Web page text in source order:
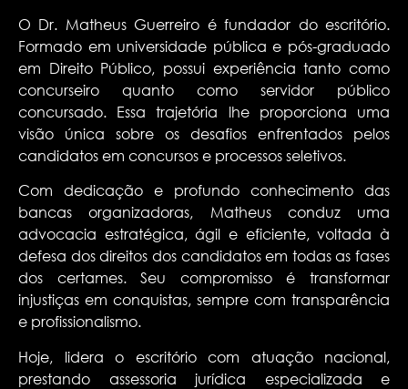
O Dr. Matheus Guerreiro é fundador do escritório.
Formado em universidade pública e pós-graduado
em Direito Público, possui experiência tanto como
concurseiro quanto como servidor público
concursado. Essa trajetória lhe proporciona uma
visão única sobre os desafios enfrentados pelos
candidatos em concursos e processos seletivos.
Com dedicação e profundo conhecimento das
bancas organizadoras, Matheus conduz uma
advocacia estratégica, ágil e eficiente, voltada à
defesa dos direitos dos candidatos em todas as fases
dos certames. Seu compromisso é transformar
injustiças em conquistas, sempre com transparência
e profissionalismo.
Hoje, lidera o escritório com atuação nacional,
prestando assessoria jurídica especializada e